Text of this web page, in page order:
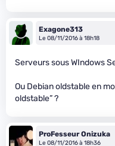
Exagone313
Le 08/11/2016 à 18h18
Serveurs sous WIndows
Ou Debian oldstable en
oldstable” ?
ProFesseur Onizuka
Le 08/11/2016 à 18h36